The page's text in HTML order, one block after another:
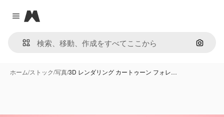
Close menu
Magnific
画像で
ホーム/ストック/写真/3D レンダリング カートゥーン フォレ…